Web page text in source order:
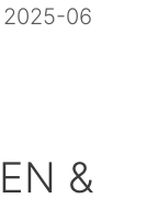
06
&